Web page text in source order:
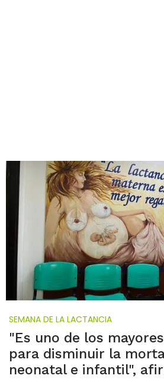
SEMANA DE LA LACTANCIA
"Es uno de los
para disminuir la
neonatal e infantil",